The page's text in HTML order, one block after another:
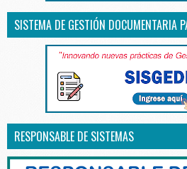
SISTEMA DE GESTIÓN DOCUMENTARIA
RESPONSABLE DE SISTEMAS